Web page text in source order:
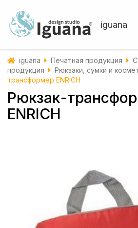
iguana
iguana Печатная продукция
продукция
Рюкзаки, сумки и
трансформер ENRICH
Рюкзак-
ENRICH